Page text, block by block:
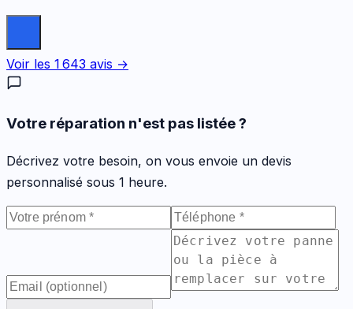
Voir les 1 643 avis →
Votre réparation n'est pas listée ?
Décrivez votre besoin, on vous envoie un devis
personnalisé sous 1 heure.